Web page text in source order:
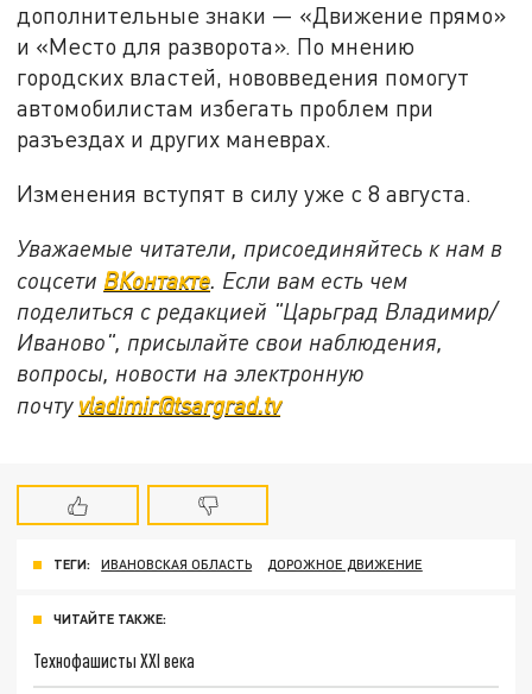
дополнительные знаки — «Движение прямо»
и «Место для разворота». По мнению
городских властей, нововведения помогут
автомобилистам избегать проблем при
разъездах и других маневрах.
Изменения вступят в силу уже с 8 августа.
Уважаемые читатели, присоединяйтесь к нам в
соцсети ВКонтакте. Если вам есть чем
поделиться с редакцией "Царьград Владимир/
Иваново", присылайте свои наблюдения,
вопросы, новости на электронную
почту vladimir@tsargrad.tv
ТЕГИ: ИВАНОВСКАЯ ОБЛАСТЬ ДОРОЖНОЕ ДВИЖЕНИЕ
ЧИТАЙТЕ ТАКЖЕ:
Технофашисты XXI века